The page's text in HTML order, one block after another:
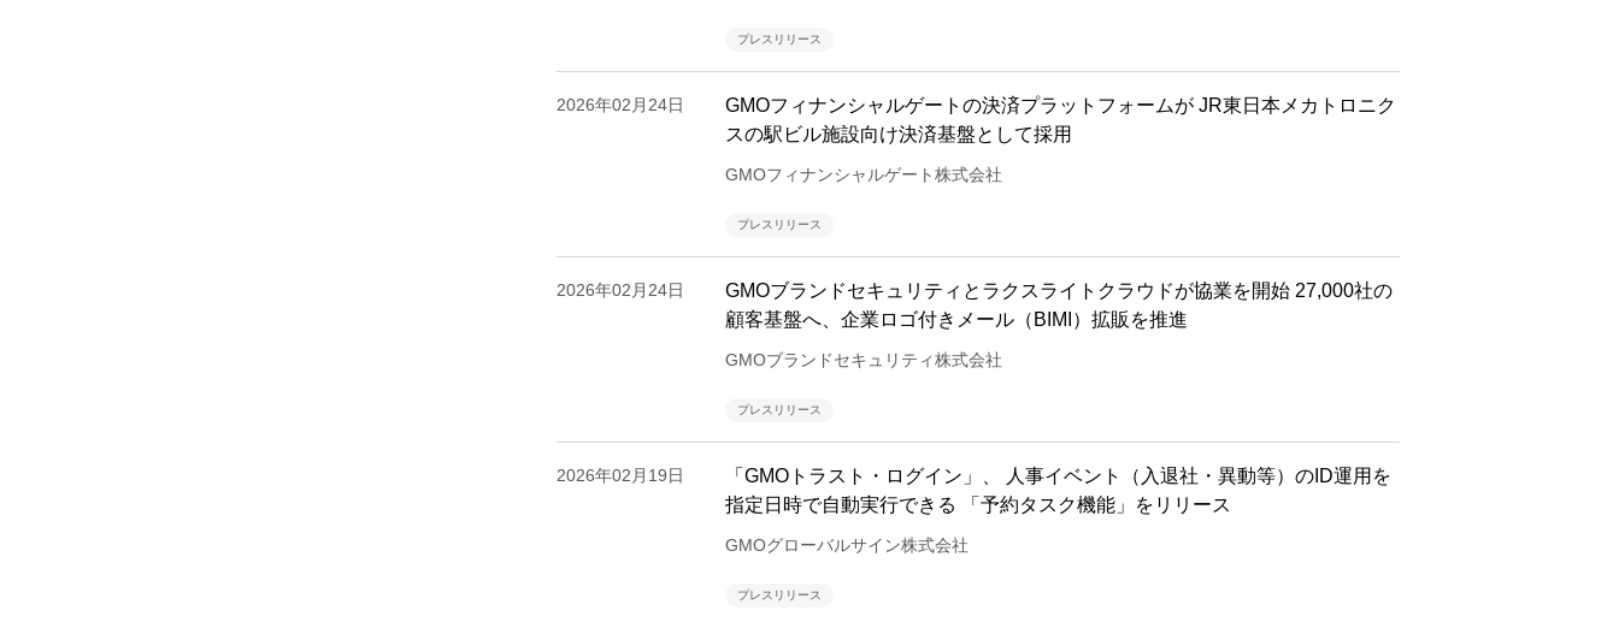
プレスリリース
2026年02月24日
GMOフィナンシャルゲートの決済プラットフォームが JR東日本メカトロニク
スの駅ビル施設向け決済基盤として採用
GMOフィナンシャルゲート株式会社
プレスリリース
2026年02月24日
GMOブランドセキュリティとラクスライトクラウドが協業を開始 27,000社の
顧客基盤へ、企業ロゴ付きメール（BIMI）拡販を推進
GMOブランドセキュリティ株式会社
プレスリリース
2026年02月19日
「GMOトラスト・ログイン」、 人事イベント（入退社・異動等）のID運用を
指定日時で自動実行できる 「予約タスク機能」をリリース
GMOグローバルサイン株式会社
プレスリリース